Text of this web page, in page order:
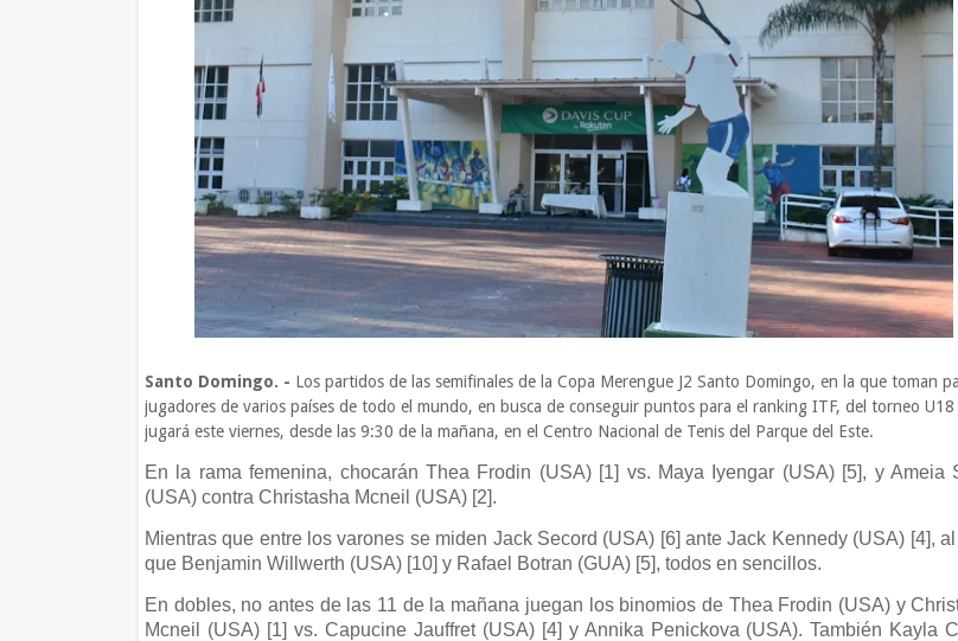
Santo Domingo. - Los partidos de las semifinales de la Copa Merengue J2 Santo Domingo, en la que toman
jugadores de varios países de todo el mundo, en busca de conseguir puntos para el ranking ITF, del torneo U18
jugará este viernes, desde las 9:30 de la mañana, en el Centro Nacional de Tenis del Parque del Este.
En la rama femenina, chocarán Thea Frodin (USA) [1] vs. Maya Iyengar (USA) [5], y Ameia
(USA) contra Christasha Mcneil (USA) [2].
Mientras que entre los varones se miden Jack Secord (USA) [6] ante Jack Kennedy (USA) [4], al
que Benjamin Willwerth (USA) [10] y Rafael Botran (GUA) [5], todos en sencillos.
En dobles, no antes de las 11 de la mañana juegan los binomios de Thea Frodin (USA) y
Mcneil (USA) [1] vs. Capucine Jauffret (USA) [4] y Annika Penickova (USA). También Kayla